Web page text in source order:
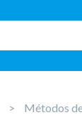
Métodos